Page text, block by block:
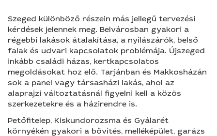
Szeged különböző részein más jellegű tervezési
kérdések jelennek meg. Belvárosban gyakori a
régebbi lakások átalakítása, a nyílászárók, belső
falak és udvari kapcsolatok problémája. Újszeged
inkább családi házas, kertkapcsolatos
megoldásokat hoz elő. Tarjánban és Makkosházán
sok a panel vagy társasházi lakás, ahol az
alaprajzi változtatásnál figyelni kell a közös
szerkezetekre és a házirendre is.
Petőfitelep, Kiskundorozsma és Gyálarét
környékén gyakori a bővítés, melléképület, garázs